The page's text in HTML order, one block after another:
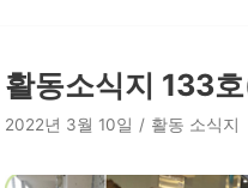
활동소식지 133
2022년 3월 10일 활동 소식지